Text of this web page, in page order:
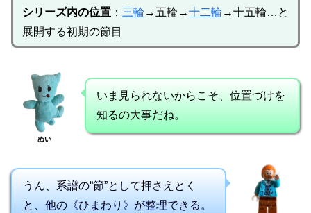
シリーズ内の位置： 三輪 →五輪→十二輪 →十五輪…と
展開する初期の節目
ぬい
いま見られないからこそ、位置づけを
知るの大事だね。
うん、系譜の“節”として押さえとく
と、他の《ひまわり》が整理できる。